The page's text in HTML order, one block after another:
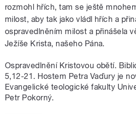
rozmohl hřích, tam se ještě
milost, aby tak jako vládl hřích a
ospravedlněním milost a přinášela
Ježíše Krista, našeho Pána.
Ospravedlnění Kristovou obětí.
5,12-21. Hostem Petra Vaďury je
Evangelické teologické fakulty
Petr Pokorný.